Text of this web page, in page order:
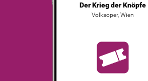
Der Krieg der Knöpfe
Volksoper, Wien